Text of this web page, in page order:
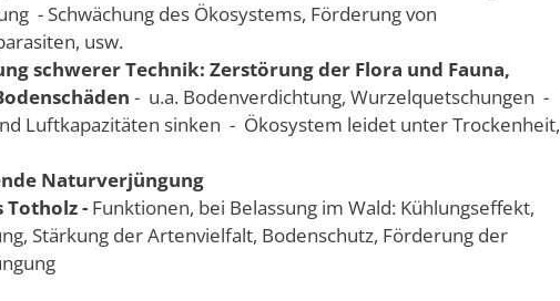
- Schwächung des Ökosystems, Förderung von
usw.
schwerer Technik: Zerstörung der Flora und Fauna,
- u.a. Bodenverdichtung, Wurzelquetschungen -
Luftkapazitäten sinken - Ökosystem leidet unter Trockenheit,
Naturverjüngung
Totholz - Funktionen, bei Belassung im Wald: Kühlungseffekt,
Stärkung der Artenvielfalt, Bodenschutz, Förderung der